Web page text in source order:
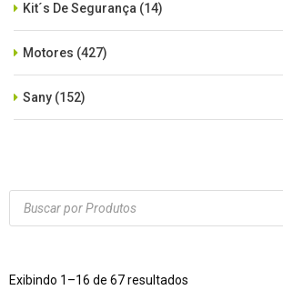
Kit´s De Segurança (14)
Motores (427)
Sany (152)
Zoomlion(84)
Products
search
Exibindo 1–16 de 67 resultados